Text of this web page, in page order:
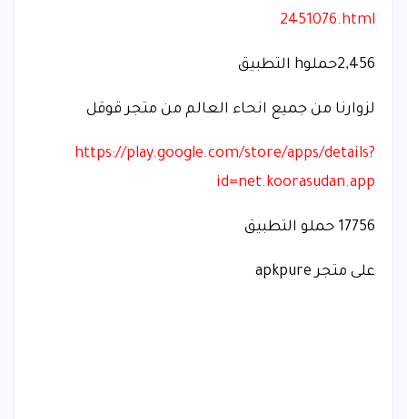
2451076.html
2,456حملوh التطبيق
لزوارنا من جميع انحاء العالم من متجر قوقل
https://play.google.com/store/apps/details?
id=net.koorasudan.app
17756 حملو التطبيق
على متجر apkpure